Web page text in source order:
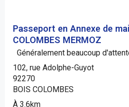
Passeport en Annexe de
COLOMBES MERMOZ
Généralement beaucoup
102, rue Adolphe-Guyot
92270
BOIS COLOMBES
À 3.6km